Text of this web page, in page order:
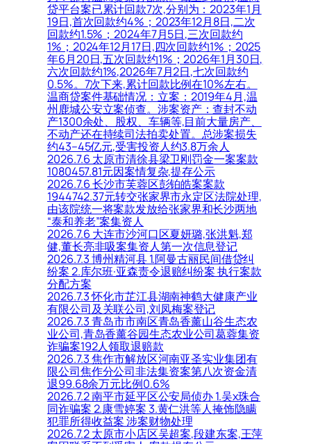
贷平台案已累计回款7次,分别为：2023年1月
19日,首次回款约4%；2023年12月8日,二次
回款约1.5%；2024年7月5日,三次回款约
1%；2024年12月17日,四次回款约1%；2025
年6月20日,五次回款约1%；2026年1月30日,
六次回款约1%,2026年7月2日,七次回款约
0.5%。7次下来,累计回款比例在10%左右。
温商贷案件基础情况：立案：2019年4月,温
州鹿城公安立案侦查。涉案资产：查封不动
产1300余处、股权、车辆等,目前大量房产、
不动产还在持续司法拍卖处置。总涉案损失
约43–45亿元,受害投资人约3.8万余人
2026.7.6 太原市清徐县梁卫刚罚金一案案款
1080457.81元因案情复杂,提存公示
2026.7.6 长沙市芙蓉区彭铂皓案案款
1944742.37元转交张家界市永定区法院处理,
由该院统一将案款发放给张家界和长沙两地
“泰和养老”案集资人
2026.7.6 大连市沙河口区夏妍璐,张洪魁,郑
健,董长亮非吸案集资人第一次信息登记
2026.7.3 博州精河县 1.阿曼古丽民间借贷纠
纷案 2.库尔班·亚森责令退赔纠纷案 执行案款
分配方案
2026.7.3 怀化市芷江县湖南神鹤大健康产业
有限公司及关联公司,刘凤梅案登记
2026.7.3 青岛市市南区青岛香薰山谷生态农
业公司,青岛香薰谷园生态农业公司葛蓉集资
诈骗案192人领取退赔款
2026.7.3 焦作市解放区河南亚圣实业集团有
限公司焦作分公司非法集资案第八次资金清
退99.68余万元比例0.6%
2026.7.2 南平市延平区公安局侦办 1.吴x珠合
同诈骗案 2.康雪婷案 3.黄仁洪等人掩饰隐瞒
犯罪所得收益案 涉案财物处理
2026.7.2 太原市小店区吴超案,段建东案,王萍